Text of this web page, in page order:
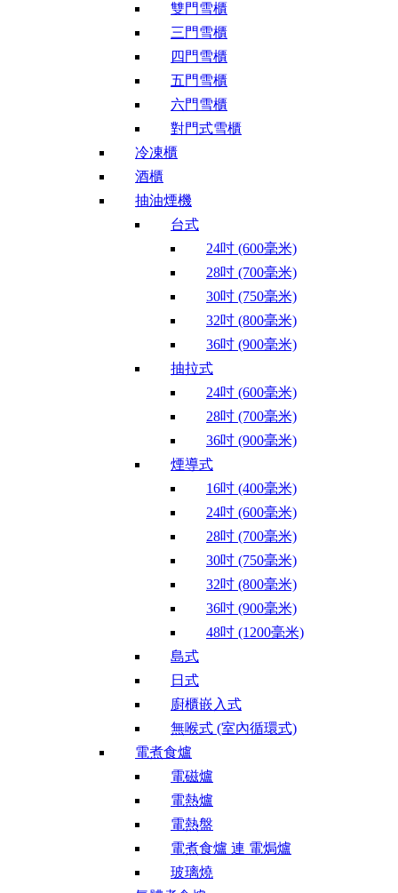
雙門雪櫃
三門雪櫃
四門雪櫃
五門雪櫃
六門雪櫃
對門式雪櫃
冷凍櫃
酒櫃
抽油煙機
台式
24吋 (600毫米)
28吋 (700毫米)
30吋 (750毫米)
32吋 (800毫米)
36吋 (900毫米)
抽拉式
24吋 (600毫米)
28吋 (700毫米)
36吋 (900毫米)
煙導式
16吋 (400毫米)
24吋 (600毫米)
28吋 (700毫米)
30吋 (750毫米)
32吋 (800毫米)
36吋 (900毫米)
48吋 (1200毫米)
島式
日式
廚櫃嵌入式
無喉式 (室內循環式)
電煮食爐
電磁爐
電熱爐
電熱盤
電煮食爐 連 電焗爐
玻璃燒